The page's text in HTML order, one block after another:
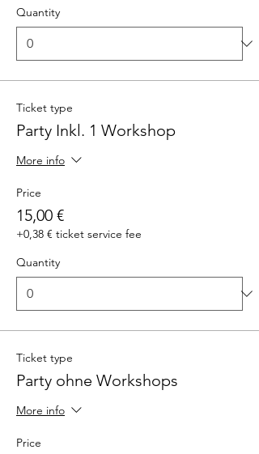
Quantity
Ticket type
Party Inkl. 1 Workshop
More info
Price
15,00 €
+0,38 € ticket service fee
Quantity
Ticket type
Party ohne Workshops
More info
Price